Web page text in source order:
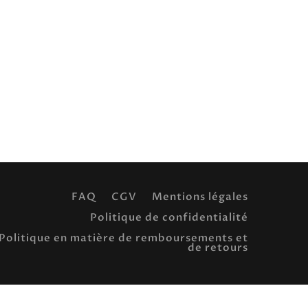
FAQ CGV
Mentions légales
Politique de confidentialité
en matière de remboursements et
de retours